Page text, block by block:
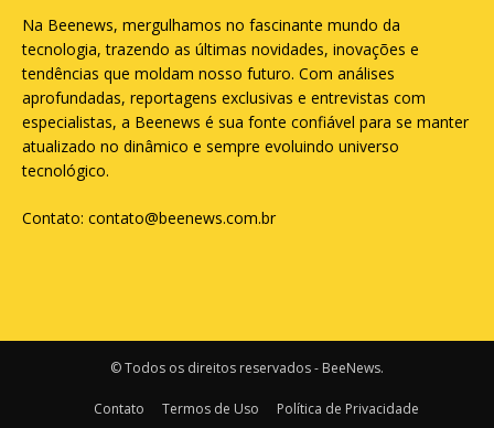
Na Beenews, mergulhamos no fascinante mundo da
tecnologia, trazendo as últimas novidades, inovações e
tendências que moldam nosso futuro. Com análises
aprofundadas, reportagens exclusivas e entrevistas com
especialistas, a Beenews é sua fonte confiável para se manter
atualizado no dinâmico e sempre evoluindo universo
tecnológico.
Contato: contato@beenews.com.br
© Todos os direitos reservados - BeeNews.
Contato Termos de Uso Política de Privacidade